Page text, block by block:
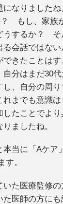
になりました
？ もし、家族
うするか？ そ
る会話ではな
できたことは
分はまだ30
、自分の周り
れまでも意識
たことでよ
ましたね。
当に「Aケア
す。
た医療監修の
医師の方に